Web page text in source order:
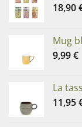
18,90
Mug
9,99€
La
11,95